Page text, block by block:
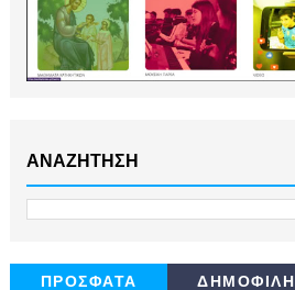
ΑΝΑΖΗΤΗΣΗ
ΠΡΟΣΦΑΤΑ ΔΗΜΟΦΙΛΗ